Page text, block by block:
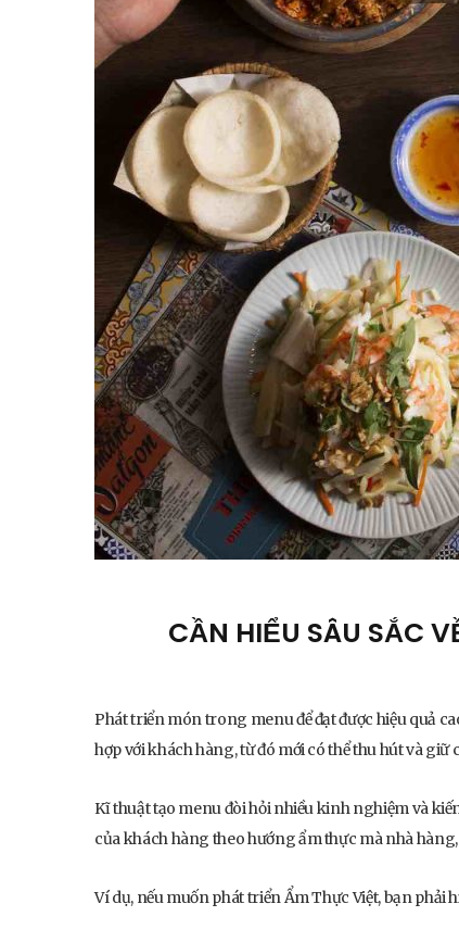
CẦN HIỂU SÂU SẮC
Phát triển món trong menu để đạt được hiệu quả
hợp với khách hàng, từ đó mới có thể thu hút và giữ
Kĩ thuật tạo menu đòi hỏi nhiều kinh nghiệm và
của khách hàng theo hướng ẩm thực mà nhà
Ví dụ, nếu muốn phát triển Ẩm Thực Việt, bạn phải